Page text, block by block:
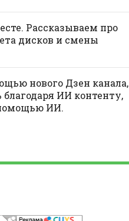
Рассказываем про
дисков и смены
нового Дзен канала,
ИИ контенту,
ИИ.